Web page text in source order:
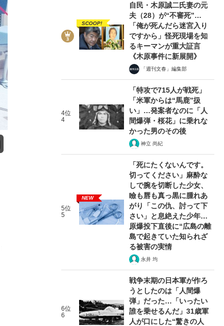
SCOOP!
自民・木原誠二氏妻の元
夫（28）が“不審死”…
「俺が死んだら迷宮入り
ですから」怪死現場を知
るキーマンが重大証言
《木原事件に新展開》
「週刊文春」編集部
4位
4
「特攻で715人が戦死」
「米軍からは“馬鹿”扱
い」…発案者なのに「人
間爆弾・桜花」に乗れな
かった男のその後
神立 尚紀
5位
5
NEW
「死にたくないんです。
切ってください」麻酔な
しで腕を切断した少女、
瞼も唇も真っ黒に腫れあ
がり「この仇、討って下
さい」と息絶えた少年…
原爆投下直後に“広島の離
島で起きていた知られざ
る被害の実情
永井 均
6位
6
戦争末期の日本軍が作ろ
うとしたのは「人間爆
弾」だった…「いったい
誰を乗せるんだ」31歳軍
人が口にした“驚きの人